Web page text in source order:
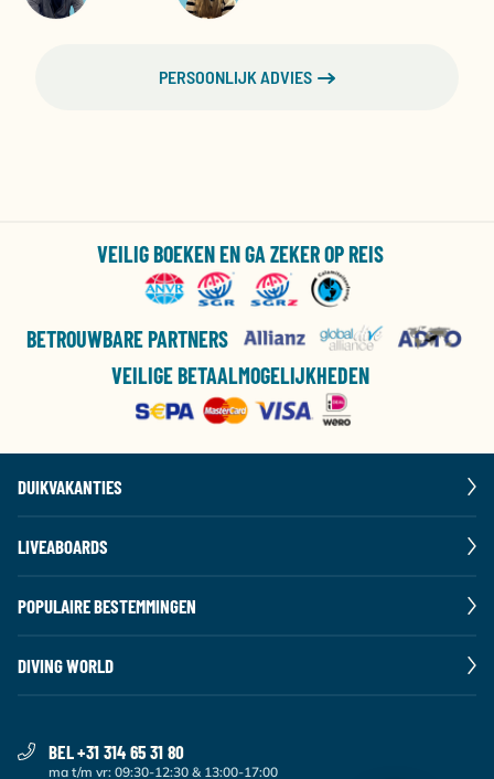
PERSOONLIJK ADVIES
VEILIG BOEKEN EN GA ZEKER OP REIS
BETROUWBARE PARTNERS
VEILIGE BETAALMOGELIJKHEDEN
DUIKVAKANTIES
LIVEABOARDS
POPULAIRE BESTEMMINGEN
DIVING WORLD
BEL +31 314 65 31 80
ma t/m vr: 09:30-12:30 & 13:00-17:00